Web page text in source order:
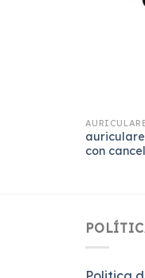
con